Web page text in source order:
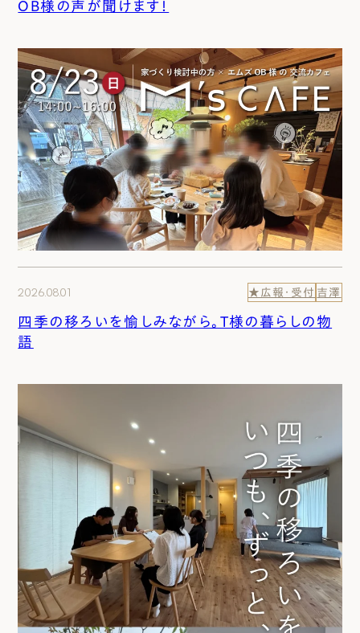
OB様の声が聞けます！
2026.08.01 ★広報・受付 吉澤
四季の移ろいを愉しみながら。T様の暮らしの物
語